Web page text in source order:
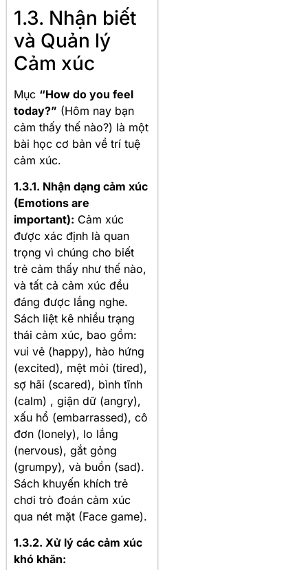
1.3. Nhận biết
và Quản lý
Cảm xúc
Mục “How do you feel
today?” (Hôm nay bạn
cảm thấy thế nào?) là một
bài học cơ bản về trí tuệ
cảm xúc.
1.3.1. Nhận dạng cảm xúc
(Emotions are
important): Cảm xúc
được xác định là quan
trọng vì chúng cho biết
trẻ cảm thấy như thế nào,
và tất cả cảm xúc đều
đáng được lắng nghe.
Sách liệt kê nhiều trạng
thái cảm xúc, bao gồm:
vui vẻ (happy), hào hứng
(excited), mệt mỏi (tired),
sợ hãi (scared), bình tĩnh
(calm) , giận dữ (angry),
xấu hổ (embarrassed), cô
đơn (lonely), lo lắng
(nervous), gắt gỏng
(grumpy), và buồn (sad).
Sách khuyến khích trẻ
chơi trò đoán cảm xúc
qua nét mặt (Face game).
1.3.2. Xử lý các cảm xúc
khó khăn: